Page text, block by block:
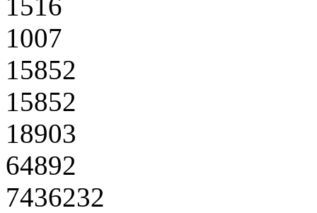
1007
15852
15852
18903
64892
7436232